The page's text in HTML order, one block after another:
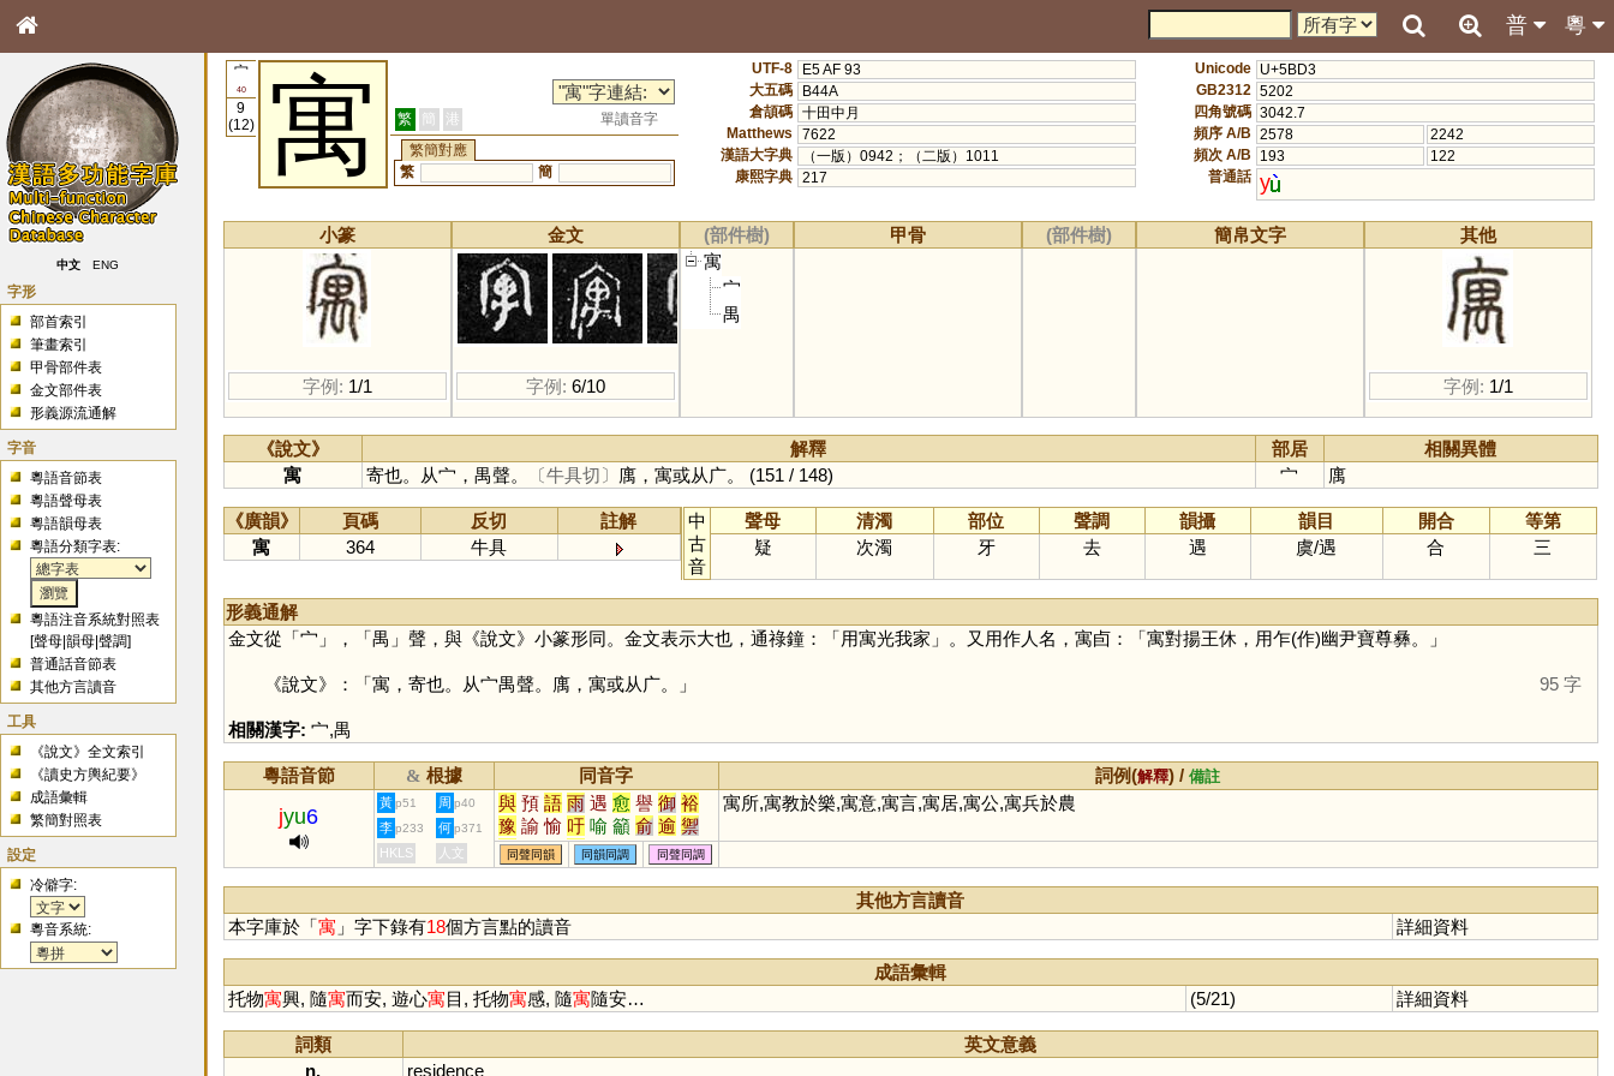
粵
普
中文 ENG
字形
部首索引
筆畫索引
甲骨部件表
金文部件表
形義源流通解
字音
粵語音節表
粵語聲母表
粵語韻母表
粵語分類字表:
粵語注音系統對照表
[聲母 |韻母 |聲調]
普通話音節表
其他方言讀音
工具
《說文》全文索引
《讀史方輿紀要》
成語彙輯
繁簡對照表
設定
冷僻字:
粵音系統:
宀
40
9
(12)
寓 繁 簡 港
單讀音字
繁簡對應
繁
簡
UTF-8
E5 AF 93
大五碼
B44A
倉頡碼 十田中月
Matthews
7622
漢語大字典
（一版）0942；（二版）1011
康熙字典 217
Unicode U+5BD3
GB2312 5202
四角號碼 3042.7
頻序 A/B 2578
2242
頻次 A/B
193
122
普通話 y
小篆
字例: 1/1
金文
字例: 6/10
(部件樹)
寓
宀
禺
甲骨 (部件樹) 簡帛文字 其他
字例: 1/1
《說文》 解釋 部居
相關異體
寓
寄也。从宀，禺聲。 〔牛具切〕 庽，寓或从广。 (151 / 148) 宀 庽
《廣韻》 頁碼 反切
註解
寓
364 牛具
中
古
音
聲母 清濁 部位 聲調 韻攝 韻目 開合
等第
疑
次濁 牙 去 遇 虞/遇 合 三
形義通解
金文從「宀 」，「禺 」聲，與《說文》小篆形同。金文表示大也，通祿鐘：「用寓光我家」。又用作人名，寓卣：「寓對揚王休，用乍(作)幽尹寶尊彝。」
《說文》：「寓，寄也。从宀禺聲。庽，寓或从广。」 95 字
相關漢字: 宀,禺
粵語音節 & 根據 同音字 詞例(解釋) /備註
jyu6
黃 p51 周 p40 與 預 語 雨 遇 愈 譽 御 裕
豫 諭 愉 吁 喻 籲 俞 逾 禦
禺 峪 隅 馭 澦 茹 孺 銣 覦
洳 窬 礜 踰 藇 蕷 与 悆 瘉
蓹 翑 癒
寓所,寓教於樂,寓意,寓言,寓居,寓公,寓兵於農
李 p233 何 p371
HKLS 人文 同聲同韻 同韻同調 同聲同調
其他方言讀音
本字庫於「寓 」字下錄有18個方言點的讀音 詳細資料
成語彙輯
托物寓興, 隨寓而安, 遊心寓目, 托物寓感, 隨寓隨安… (5/21) 詳細資料
詞類
英文意義
n.
residence